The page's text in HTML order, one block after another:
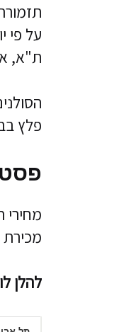
ת"א,
פלץ
להלן